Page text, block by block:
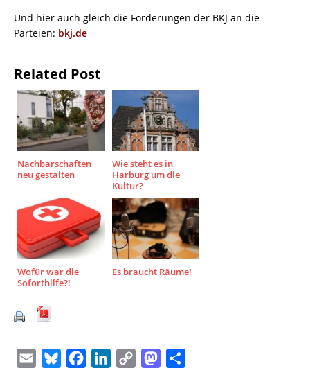
Und hier auch gleich die Forderungen der BKJ an die
Parteien: bkj.de
Related Post
Nachbarschaften
neu gestalten
Wie steht es in
Harburg um die
Kultur?
Wofür war die
Soforthilfe?!
Es braucht Räume!
M